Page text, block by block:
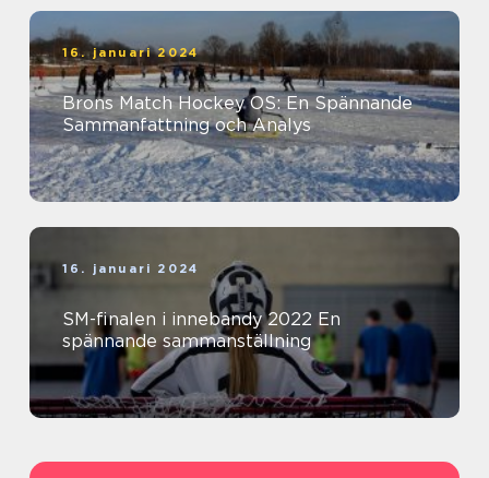
16. januari 2024
Brons Match Hockey OS: En Spännande
Sammanfattning och Analys
16. januari 2024
SM-finalen i innebandy 2022 En
spännande sammanställning